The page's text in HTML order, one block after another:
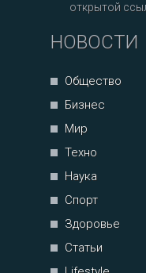
открытой
НОВОСТИ
Общество
Бизнес
Мир
Техно
Наука
Спорт
Здоровье
Статьи